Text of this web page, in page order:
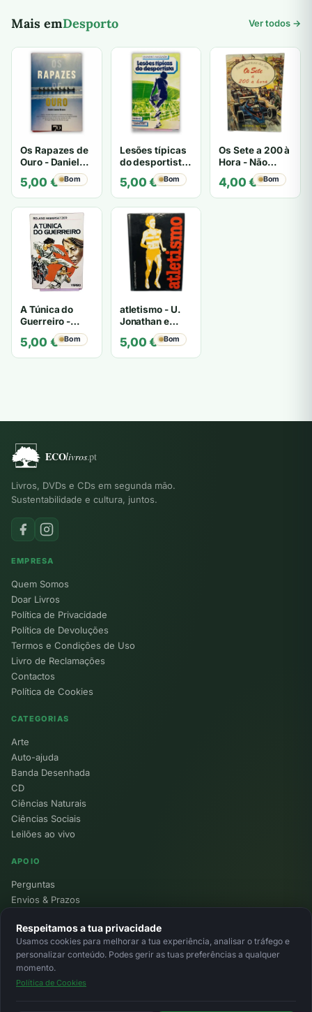
Mais emDesporto Ver todos →
Os Rapazes de
Ouro - Daniel
James Brown
5,00 € Bom
Lesões típicas
do desportista
- Leandro
Massada
5,00€ Bom
Os Sete a 200 à
Hora - Não
especificado
4,00€ Bom
A Túnica do
Guerreiro -
Habersetzer
5,00 € Bom
atletismo - U.
Jonathan e
Masaru
Krempel
5,00€ Bom
Livros, DVDs e CDs em segunda mão.
Sustentabilidade e cultura, juntos.
EMPRESA
Quem Somos
Doar Livros
Política de Privacidade
Política de Devoluções
Termos e Condições de Uso
Livro de Reclamações
Contactos
Política de Cookies
CATEGORIAS
Arte
Auto-ajuda
Banda Desenhada
CD
Ciências Naturais
Ciências Sociais
Leilões ao vivo
APOIO
Perguntas
Envios & Prazos
Devoluções
Minha Conta
© 2026 Ecolivros. Todos os direitos reservados.
Respeitamos a tua privacidade
Usamos cookies para melhorar a tua experiência, analisar o tráfego e
personalizar conteúdo. Podes gerir as tuas preferências a qualquer
momento.
Política de Cookies